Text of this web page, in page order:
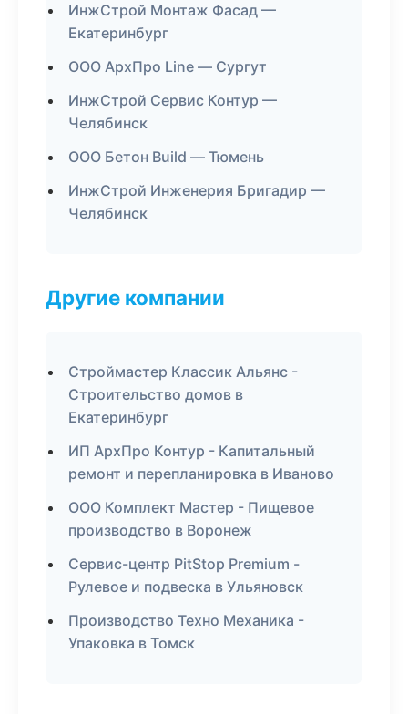
ИнжСтрой Монтаж Фасад —
Екатеринбург
ООО АрхПро Line — Сургут
ИнжСтрой Сервис Контур —
Челябинск
ООО Бетон Build — Тюмень
ИнжСтрой Инженерия Бригадир —
Челябинск
Другие компании
Строймастер Классик Альянс -
Строительство домов в
Екатеринбург
ИП АрхПро Контур - Капитальный
ремонт и перепланировка в Иваново
ООО Комплект Мастер - Пищевое
производство в Воронеж
Сервис-центр PitStop Premium -
Рулевое и подвеска в Ульяновск
Производство Техно Механика -
Упаковка в Томск